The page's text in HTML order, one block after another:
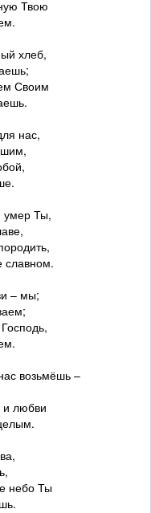
Твою
хлеб,
Своим
нас,
Ты,
славном.
– мы;
возьмёшь –
и любви
небо Ты